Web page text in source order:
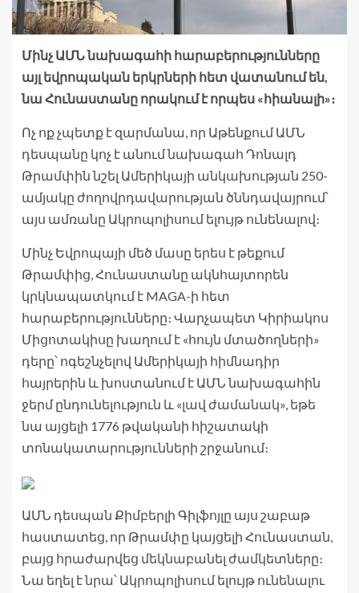
Մինչ ԱՄՆ նախագահի հարաբերությունները
այլ եվրոպական երկրների հետ վատանում են,
նա Հունաստանը որակում է որպես «հիանալի»։
Ոչ ոք չպետք է զարմանա, որ Աթենքում ԱՄՆ
դեսպանը կոչ է անում նախագահ Դոնալդ
Թրամփին նշել Ամերիկայի անկախության 250-
ամյակը ժողովրդավարության ծննդավայրում՝
այս ամռանը Ակրոպոլիսում ելույթ ունենալով։
Մինչ Եվրոպայի մեծ մասը երես է թեքում
Թրամփից, Հունաստանը ակնհայտորեն
կրկնապատկում է MAGA-ի հետ
հարաբերությունները։ Վարչապետ Կիրիակոս
Միցոտակիսը խաղում է «հույն մտածողների»
դերը՝ ոգեշնչելով Ամերիկայի հիմնադիր
հայրերին և խոստանում է ԱՄՆ նախագահին
ջերմ ընդունելություն և «լավ ժամանակ», եթե
նա այցելի 1776 թվականի հիշատակի
տոնակատարությունների շրջանում։
ԱՄՆ դեսպան Քիմբերլի Գիլֆոյլը այս շաբաթ
հաստատեց, որ Թրամփը կայցելի Հունաստան,
բայց հրաժարվեց մեկնաբանել ժամկետները։
Նա եղել է նրա՝ Ակրոպոլիսում ելույթ ունենալու